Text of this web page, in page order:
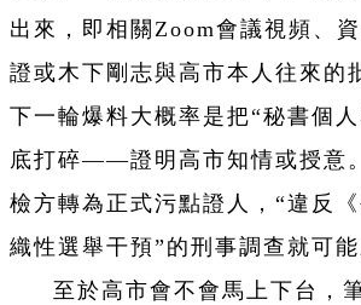
出來，即相關Zoom會議視頻、
證或木下剛志與高市本人往來的
下一輪爆料大概率是把“秘書個
底打碎——證明高市知情或授意
檢方轉為正式污點證人，“違反
織性選舉干預”的刑事調查就可能
至於高市會不會馬上下台，